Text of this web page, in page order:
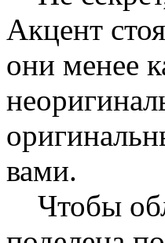
Акцент
они менее
вами.
Чтобы